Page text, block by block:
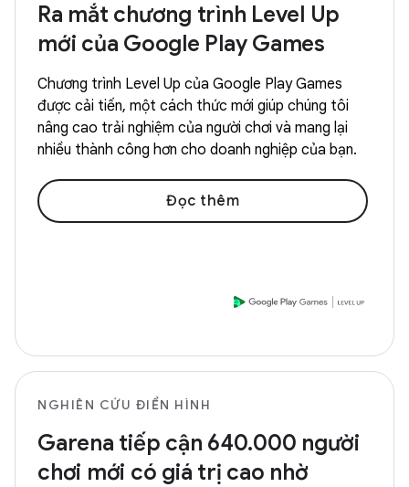
Ra mắt chương trình Level Up
mới của Google Play Games
Chương trình Level Up của Google Play Games
được cải tiến, một cách thức mới giúp chúng tôi
nâng cao trải nghiệm của người chơi và mang lại
nhiều thành công hơn cho doanh nghiệp của bạn.
Đọc thêm
NGHIÊN CỨU ĐIỂN HÌNH
Garena tiếp cận 640.000 người
chơi mới có giá trị cao nhờ